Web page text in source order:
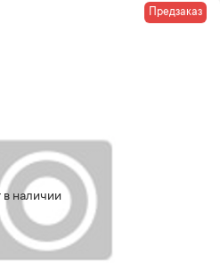
в наличии
Предзаказ